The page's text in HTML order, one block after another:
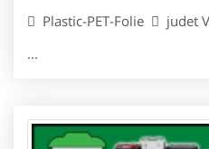
Plastic-PET-Folie judet
...